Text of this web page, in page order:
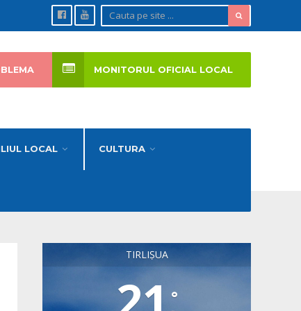
LOCAL CULTURA
MONITORUL OFICIAL LOCAL
TIRLIȘUA
°